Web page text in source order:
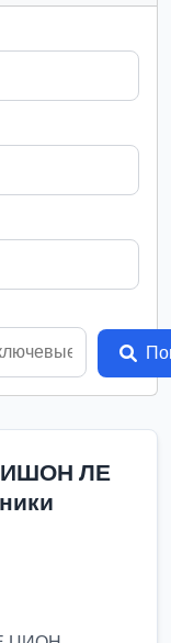
ЛЕ